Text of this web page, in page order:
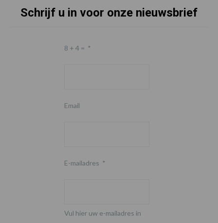
Schrijf u in voor onze nieuwsbrief
8 + 4 = *
Email
E-mailadres *
Vul hier uw e-mailadres in